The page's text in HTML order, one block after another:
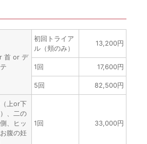
首 or デ
初回トライア
ル（頬のみ）
13,200円
1回 17,600円
5回 82,500円
上or下
、二の
、ヒッ
腹の妊
1回 33,000円